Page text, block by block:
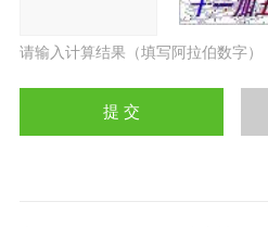
请输入计算结果（填写阿拉伯数字）